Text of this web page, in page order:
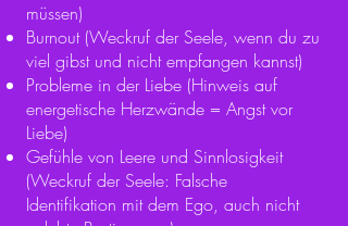
müssen)
Burnout (Weckruf der Seele, wenn du zu
viel gibst und nicht empfangen kannst)
Probleme in der Liebe (Hinweis auf
energetische Herzwände = Angst vor
Liebe)
Gefühle von Leere und Sinnlosigkeit
(Weckruf der Seele: Falsche
Identifikation mit dem Ego, auch nicht